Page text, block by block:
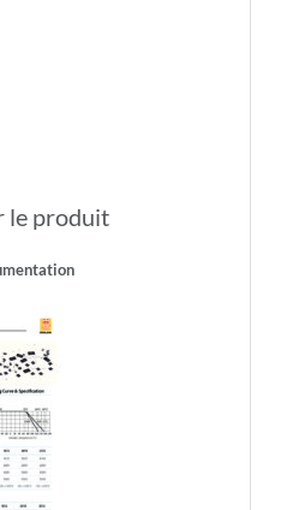
le produit